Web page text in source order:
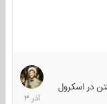
در اسکرول
7
آذر
1403